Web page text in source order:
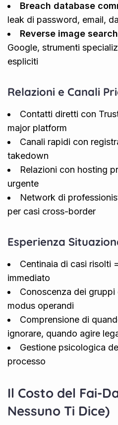
Breach database
leak di password, email,
Reverse image
Google, strumenti
espliciti
Relazioni e Canali
Contatti diretti con
major platform
Canali rapidi con
takedown
Relazioni con hosting
urgente
Network di
per casi cross-border
Esperienza
Centinaia di casi risolti
immediato
Conoscenza dei
modus operandi
Comprensione di
ignorare, quando agire
Gestione psicologica
processo
Il Costo del Fai-
Nessuno Ti Dice)